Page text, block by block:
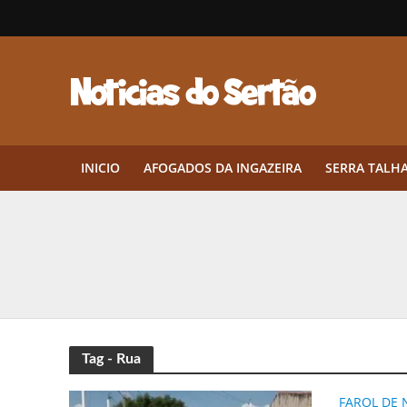
INICIO AFOGADOS DA INGAZEIRA SERRA
Twin lança torneio semanal
Tag - Rua
FAROL DE